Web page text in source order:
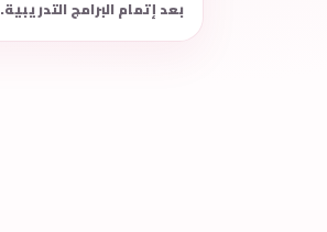
بعد إتمام البرامج التدريبية.